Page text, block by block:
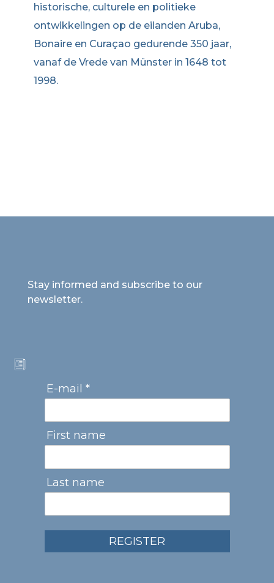
historische, culturele en politieke
ontwikkelingen op de eilanden Aruba,
Bonaire en Curaçao gedurende 350 jaar,
vanaf de Vrede van Münster in 1648 tot
1998.
Stay informed and subscribe to our
newsletter.
E-mail *
First name
Last name
REGISTER